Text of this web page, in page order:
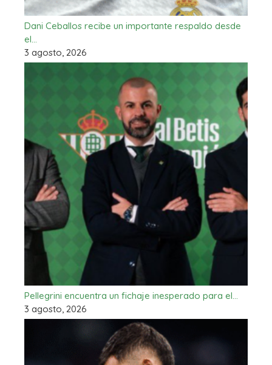
Dani Ceballos recibe un importante respaldo desde
el…
3 agosto, 2026
Pellegrini encuentra un fichaje inesperado para el…
3 agosto, 2026